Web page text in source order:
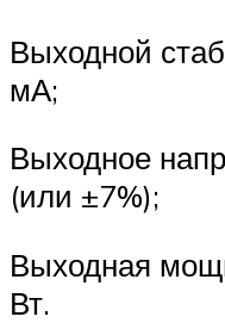
Выходной
мА;
Выходное
(или ±7%);
Выходная
Вт.